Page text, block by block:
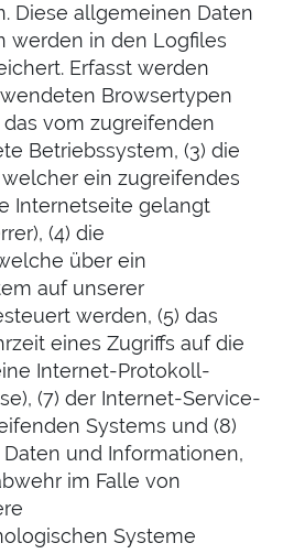
Diese allgemeinen Daten
werden in den Logfiles
Erfasst werden
Browsertypen
das vom zugreifenden
Betriebssystem, (3) die
ein zugreifendes
Internetseite gelangt
(4) die
über ein
auf unserer
werden, (5) das
eines Zugriffs auf die
Internet-Protokoll-
(7) der Internet-Service-
Systems und (8)
und Informationen,
im Falle von
Systeme